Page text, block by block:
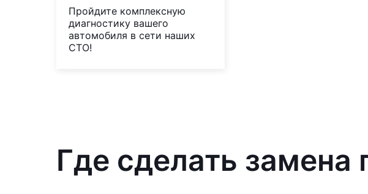
Пройдите комплексную
диагностику вашего
автомобиля в сети наших
СТО!
Где сделать